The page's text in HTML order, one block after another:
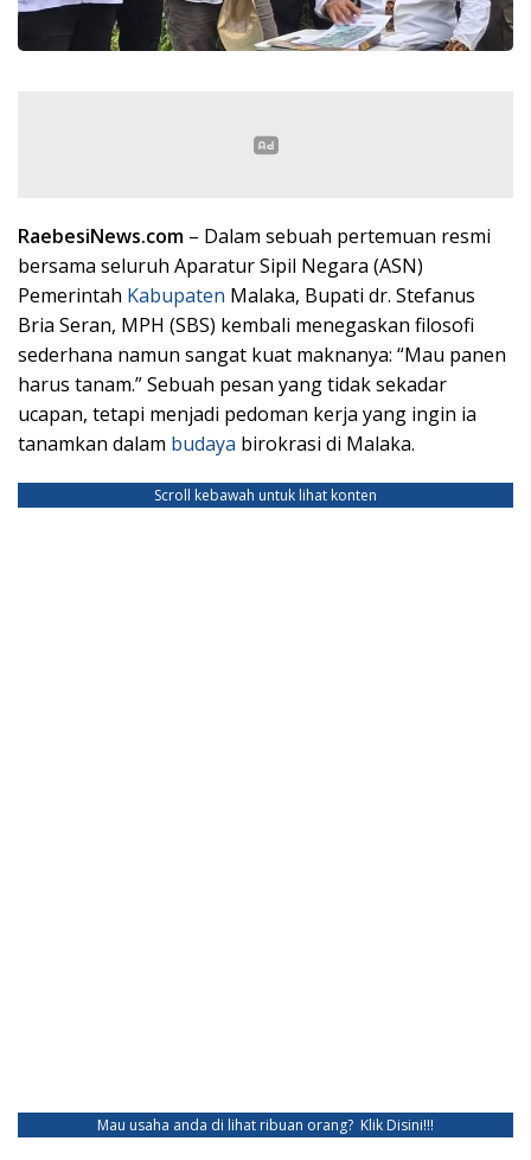
RaebesiNews.com – Dalam sebuah pertemuan resmi
bersama seluruh Aparatur Sipil Negara (ASN)
Pemerintah Kabupaten Malaka, Bupati dr. Stefanus
Bria Seran, MPH (SBS) kembali menegaskan filosofi
sederhana namun sangat kuat maknanya: “Mau panen
harus tanam.” Sebuah pesan yang tidak sekadar
ucapan, tetapi menjadi pedoman kerja yang ingin ia
tanamkan dalam budaya birokrasi di Malaka.
Scroll kebawah untuk lihat konten
Mau usaha anda di lihat ribuan orang? Klik Disini!!!